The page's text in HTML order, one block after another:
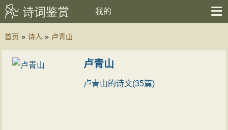
诗词鉴赏 我的
首页 » 诗人 » 卢青山
卢青山
卢青山的诗文(35篇)